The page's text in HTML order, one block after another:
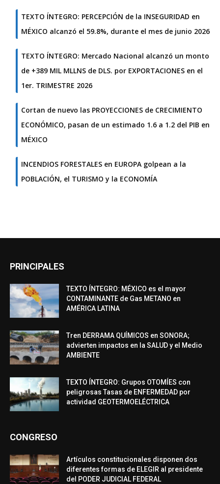
TEXTO ÍNTEGRO: PERCEPCIÓN de la INSEGURIDAD en
MÉXICO alcanzó el 59.8%, durante el mes de junio 2026
TEXTO ÍNTEGRO: Mercado Nacional alcanzó un monto
de +389 MIL MLLNS de DLS. por EXPORTACIONES en el
1er. TRIMESTRE 2026
Cortan de nuevo las PROYECCIONES de CRECIMIENTO
ECONÓMICO, pasan de un estimado 1.6 a 1.2 del PIB en
MÉXICO
INCENDIOS FORESTALES en EUROPA golpean a la
POBLACIÓN, el TURISMO y la ECONOMÍA
PRINCIPALES
TEXTO ÍNTEGRO: MÉXICO es el mayor
CONTAMINANTE de Gas METANO en
AMÉRICA LATINA
Tren DERRAMA QUÍMICOS en SONORA;
advierten impactos en la SALUD y el Medio
AMBIENTE
TEXTO ÍNTEGRO: Grupos OTOMÍES con
peligrosas Tasas de ENFERMEDAD por
actividad GEOTERMOELÉCTRICA
CONGRESO
Artículos constitucionales disponen dos
diferentes formas de ELEGIR al presidente
del PODER JUDICIAL FEDERAL